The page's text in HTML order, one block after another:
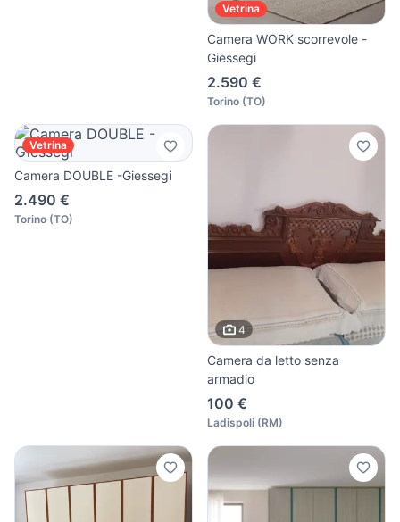
Vetrina
Camera WORK scorrevole -
Giessegi
2.590 €
Torino (TO)
Vetrina
Camera DOUBLE -Giessegi
2.490 €
Torino (TO)
4
Camera da letto senza
armadio
100 €
Ladispoli (RM)